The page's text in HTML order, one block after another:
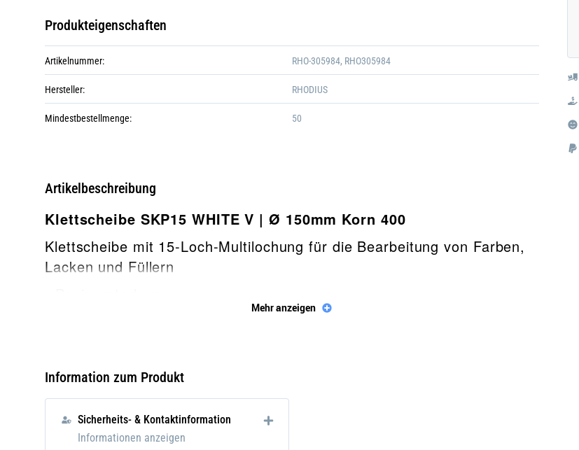
Produkteigenschaften
Artikelnummer: RHO-305984, RHO305984
Hersteller: RHODIUS
Mindestbestellmenge: 50
Artikelbeschreibung
Klettscheibe SKP15 WHITE V | Ø 150mm Korn 400
Klettscheibe mit 15-Loch-Multilochung für die Bearbeitung von Farben,
Lacken und Füllern
• Offen gestreut, mit spezieller Stearat-Beschichtung
Schleifmittel auf Unterlage
Mehr anzeigen
Information zum Produkt
Sicherheits- & Kontaktinformation
Informationen anzeigen